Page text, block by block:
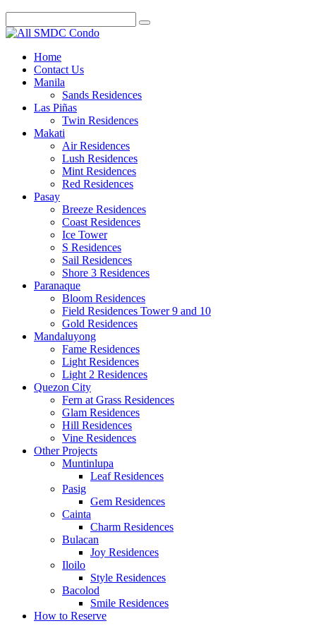
Home
Contact Us
Manila
Sands Residences
Las Piñas
Twin Residences
Makati
Air Residences
Lush Residences
Mint Residences
Red Residences
Pasay
Breeze Residences
Coast Residences
Ice Tower
S Residences
Sail Residences
Shore 3 Residences
Paranaque
Bloom Residences
Field Residences Tower 9 and 10
Gold Residences
Mandaluyong
Fame Residences
Light Residences
Light 2 Residences
Quezon City
Fern at Grass Residences
Glam Residences
Hill Residences
Vine Residences
Other Projects
Muntinlupa
Leaf Residences
Pasig
Gem Residences
Cainta
Charm Residences
Bulacan
Joy Residences
Iloilo
Style Residences
Bacolod
Smile Residences
How to Reserve